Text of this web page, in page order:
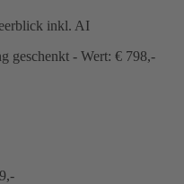
inkl. AI
geschenkt - Wert: € 798,-